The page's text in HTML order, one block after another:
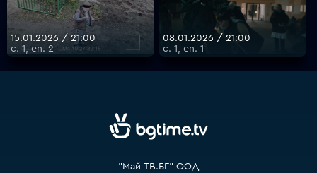
15.01.2026 / 21:00
с. 1, еп. 2
08.01.2026 / 21:00
с. 1, еп. 1
"Май ТВ.БГ" ООД